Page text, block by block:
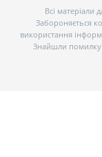
Всі матеріали
Забороняється
використання
Знайшли помилку